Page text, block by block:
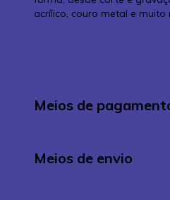
acrílico, couro metal e muito
Meios de
Meios de envio